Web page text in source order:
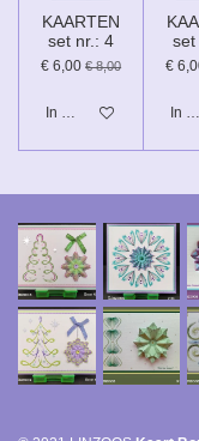
KAARTEN
set nr.: 4
€ 6,00 € 8,00
In winkelwagen
set
€
In